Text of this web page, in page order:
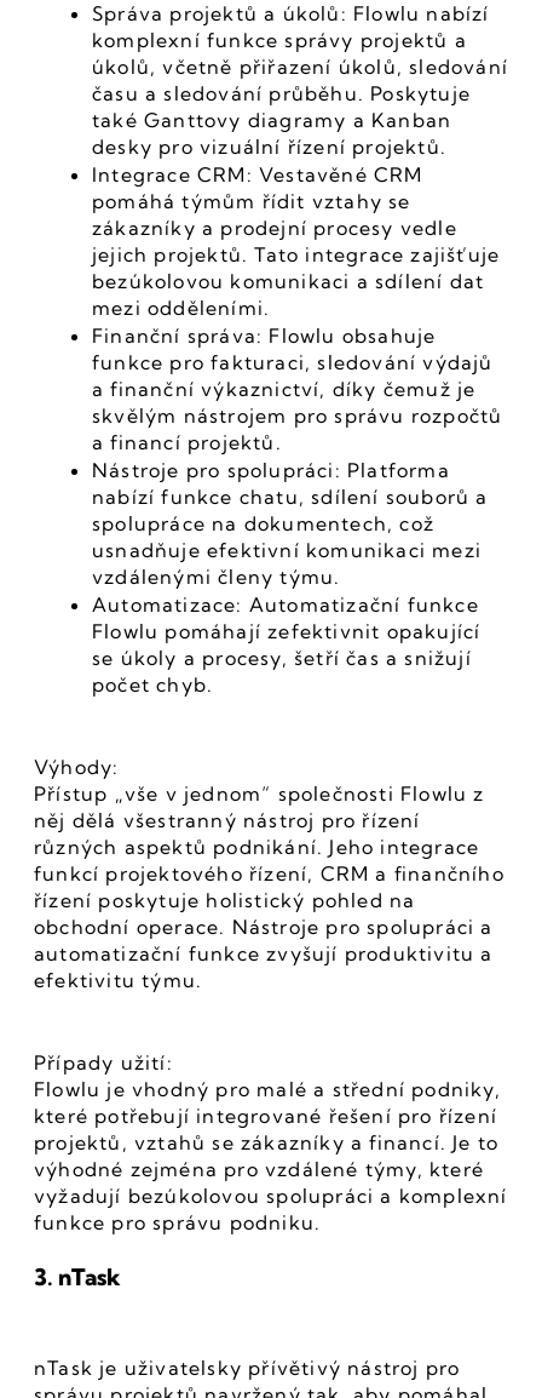
Správa projektů a úkolů: Flowlu nabízí
komplexní funkce správy projektů a
úkolů, včetně přiřazení úkolů, sledování
času a sledování průběhu. Poskytuje
také Ganttovy diagramy a Kanban
desky pro vizuální řízení projektů.
Integrace CRM: Vestavěné CRM
pomáhá týmům řídit vztahy se
zákazníky a prodejní procesy vedle
jejich projektů. Tato integrace zajišťuje
bezúkolovou komunikaci a sdílení dat
mezi odděleními.
Finanční správa: Flowlu obsahuje
funkce pro fakturaci, sledování výdajů
a finanční výkaznictví, díky čemuž je
skvělým nástrojem pro správu rozpočtů
a financí projektů.
Nástroje pro spolupráci: Platforma
nabízí funkce chatu, sdílení souborů a
spolupráce na dokumentech, což
usnadňuje efektivní komunikaci mezi
vzdálenými členy týmu.
Automatizace: Automatizační funkce
Flowlu pomáhají zefektivnit opakující
se úkoly a procesy, šetří čas a snižují
počet chyb.
Výhody:
Přístup „vše v jednom“ společnosti Flowlu z
něj dělá všestranný nástroj pro řízení
různých aspektů podnikání. Jeho integrace
funkcí projektového řízení, CRM a finančního
řízení poskytuje holistický pohled na
obchodní operace. Nástroje pro spolupráci a
automatizační funkce zvyšují produktivitu a
efektivitu týmu.
Případy užití:
Flowlu je vhodný pro malé a střední podniky,
které potřebují integrované řešení pro řízení
projektů, vztahů se zákazníky a financí. Je to
výhodné zejména pro vzdálené týmy, které
vyžadují bezúkolovou spolupráci a komplexní
funkce pro správu podniku.
3. nTask
nTask je uživatelsky přívětivý nástroj pro